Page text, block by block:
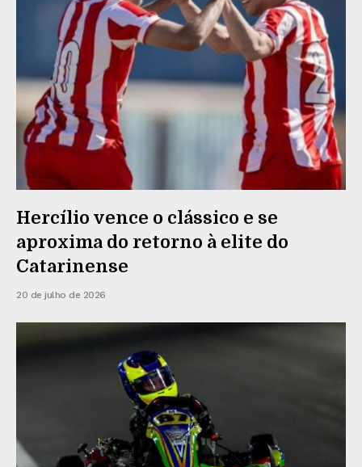
Hercílio vence o clássico e se
aproxima do retorno à elite do
Catarinense
20 de julho de 2026